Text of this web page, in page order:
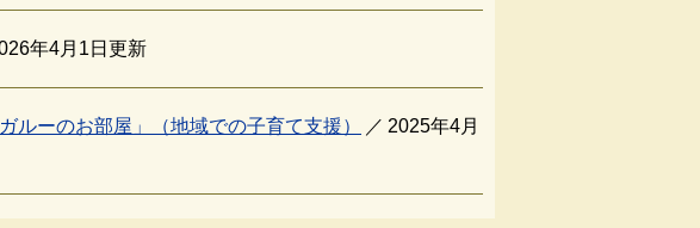
年4月1日更新
ルーのお部屋」（地域での子育て支援）
2025年4月